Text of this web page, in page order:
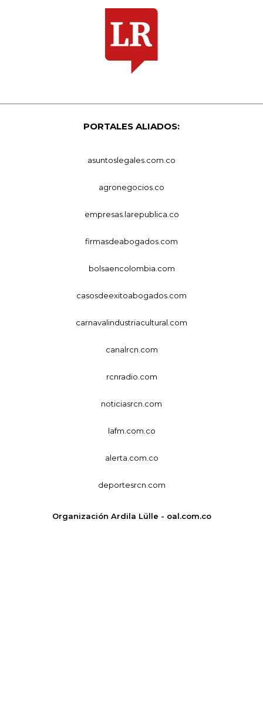
PORTALES ALIADOS:
asuntoslegales.com.co
agronegocios.co
empresas.larepublica.co
firmasdeabogados.com
bolsaencolombia.com
casosdeexitoabogados.com
carnavalindustriacultural.com
canalrcn.com
rcnradio.com
noticiasrcn.com
lafm.com.co
alerta.com.co
deportesrcn.com
Organización Ardila Lülle - oal.com.co